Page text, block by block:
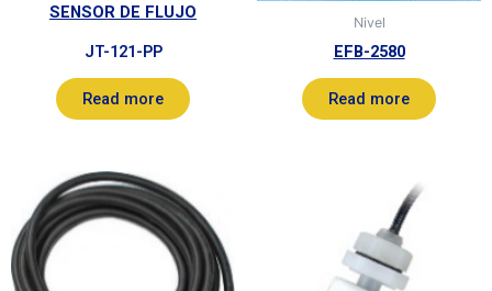
SENSOR DE FLUJO
JT-121-PP
Read more
Nivel
EFB-2580
Read more